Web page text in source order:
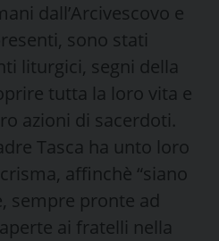
dall’Arcivescovo e
sono stati
liturgici, segni della
tutta la loro vita e
azioni di sacerdoti.
Tasca ha unto loro
affinchè “siano
sempre pronte ad
ai fratelli nella